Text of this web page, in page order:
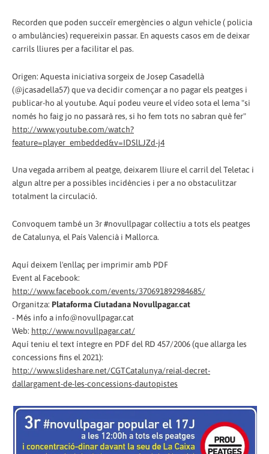
Recorden que poden succeïr emergències o algun vehicle ( policia
o ambulàncies) requereixin passar. En aquests casos em de deixar
carrils lliures per a facilitar el pas.
Origen: Aquesta iniciativa sorgeix de Josep Casadellà
(@jcasadella57) que va decidir començar a no pagar els peatges i
publicar-ho al youtube. Aquí podeu veure el vídeo sota el lema "si
només ho faig jo no passarà res, si ho fem tots no sabran què fer"
http://www.youtube.com/watch?
feature=player_embedded&v=IDSlLJZd-j4
Una vegada arribem al peatge, deixarem lliure el carril del Teletac i
algun altre per a possibles incidències i per a no obstaculitzar
totalment la circulació.
Convoquem també un 3r #novullpagar col·lectiu a tots els peatges
de Catalunya, el País Valencià i Mallorca.
Aquí deixem l'enllaç per imprimir amb PDF
Event al Facebook:
http://www.facebook.com/events/370691892984685/
Organitza: Plataforma Ciutadana Novullpagar.cat
- Més info a info@novullpagar.cat
Web: http://www.novullpagar.cat/
Aquí teniu el text íntegre en PDF del RD 457/2006 (que allarga les
concessions fins el 2021):
http://www.slideshare.net/CGTCatalunya/reial-decret-
dallargament-de-les-concessions-dautopistes